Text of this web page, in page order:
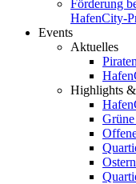
Förderung
HafenCity-
Events
Aktuelles
Highlights